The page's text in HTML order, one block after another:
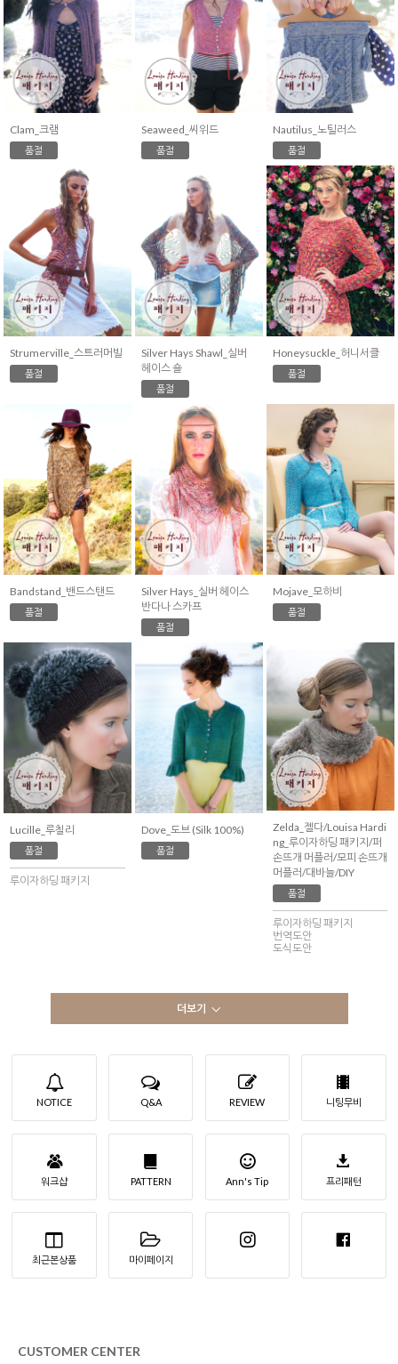
Clam_크램
품절
Seaweed_씨위드
품절
Nautilus_노틸러스
품절
Strumerville_스트러머빌
품절
Silver Hays Shawl_실버
헤이스 숄
품절
Honeysuckle_허니서클
품절
Bandstand_밴드스탠드
품절
Silver Hays_실버 헤이스
반다나 스카프
품절
Mojave_모하비
품절
Lucille_루칠리
품절
루이자하딩 패키지
Dove_도브 (Silk 100%)
품절
Zelda_젤다/Louisa Hardi
ng_루이자하딩 패키지/퍼
손뜨개 머플러/모피 손뜨개
머플러/대바늘/DIY
품절
루이자하딩 패키지
번역도안
도식도안
더보기
NOTICE Q&A REVIEW 니팅무비
워크샵 PATTERN Ann's Tip 프리패턴
최근본상품 마이페이지
CUSTOMER CENTER